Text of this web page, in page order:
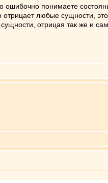
ошибочно понимаете
любые сущности,
отрицая так же и